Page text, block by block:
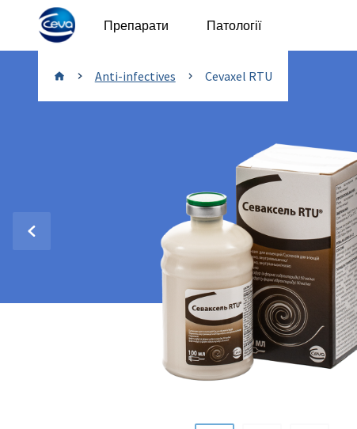
Препарати Патології
Anti-infectives
Anti-infectives Cevaxel RTU